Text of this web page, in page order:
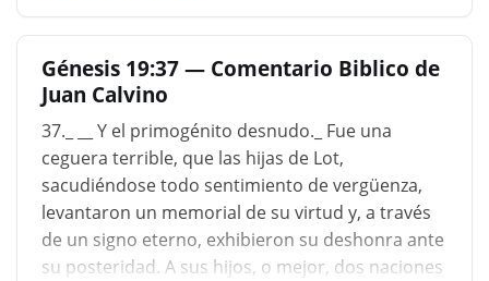
sido empañada o más bien extinguida por
completo, por la larga y familiar asociación con la
gente de la Pentápolis, y que ya se habían
hundido hasta las más bajas profundidades de la
depravación, cuando pudieron planear
deliberadamente la comisión del incesto con su
propio padre. Pero esta primera impresión será
pronto corregida o eliminada por el recuerdo de
que aquellas jóvenes, aunque vivían en medio de
una sociedad universalmente corrupta, habían
Génesis 19:37 — Comentario Biblico de
Juan Calvino
37._ __ Y el primogénito desnudo._ Fue una
ceguera terrible, que las hijas de Lot,
sacudiéndose todo sentimiento de vergüenza,
levantaron un memorial de su virtud y, a través
de un signo eterno, exhibieron su deshonra ante
su posteridad. A sus hijos, o mejor, dos naciones